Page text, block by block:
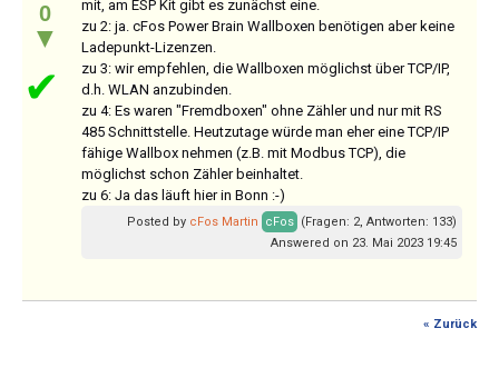
0
▼
✔
mit, am ESP Kit gibt es zunächst eine.
zu 2: ja. cFos Power Brain Wallboxen benötigen aber keine
Ladepunkt-Lizenzen.
zu 3: wir empfehlen, die Wallboxen möglichst über TCP/IP,
d.h. WLAN anzubinden.
zu 4: Es waren "Fremdboxen" ohne Zähler und nur mit RS
485 Schnittstelle. Heutzutage würde man eher eine TCP/IP
fähige Wallbox nehmen (z.B. mit Modbus TCP), die
möglichst schon Zähler beinhaltet.
zu 6: Ja das läuft hier in Bonn :-)
Posted by cFos Martin cFos (Fragen: 2, Antworten: 133)
Answered on 23. Mai 2023 19:45
« Zurück